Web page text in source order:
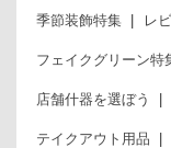
季節装飾特集 レ
フェイクグリーン特
店舗什器を選ぼう
テイクアウト用品